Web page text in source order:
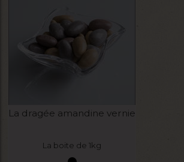
La dragée amandine vernie
La boite de 1kg